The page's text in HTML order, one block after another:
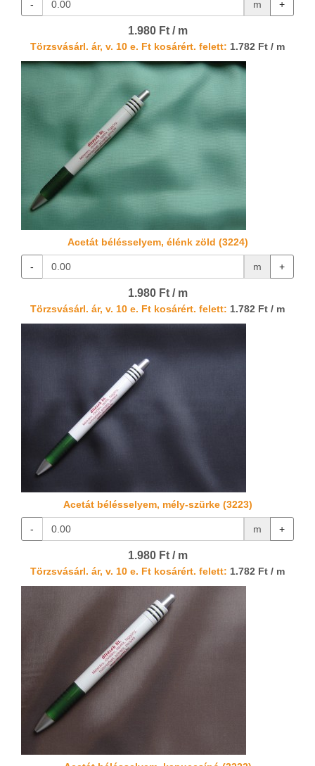
- m +
1.980 Ft / m
Törzsvásárl. ár, v. 10 e. Ft kosárért. felett: 1.782 Ft / m
Acetát bélésselyem, élénk zöld (3224)
- m +
1.980 Ft / m
Törzsvásárl. ár, v. 10 e. Ft kosárért. felett: 1.782 Ft / m
Acetát bélésselyem, mély-szürke (3223)
- m +
1.980 Ft / m
Törzsvásárl. ár, v. 10 e. Ft kosárért. felett: 1.782 Ft / m